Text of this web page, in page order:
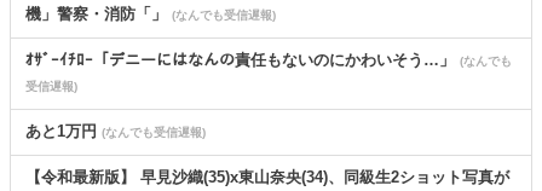
機」警察・消防「」
(なんでも受信遅報)
ｵｻﾞｰｲﾁﾛｰ「デニーにはなんの責任もないのにかわいそう…」
(なんでも
受信遅報)
あと1万円 (なんでも受信遅報)
【令和最新版】 早見沙織(35)x東山奈央(34)、同級生2ショット写真が